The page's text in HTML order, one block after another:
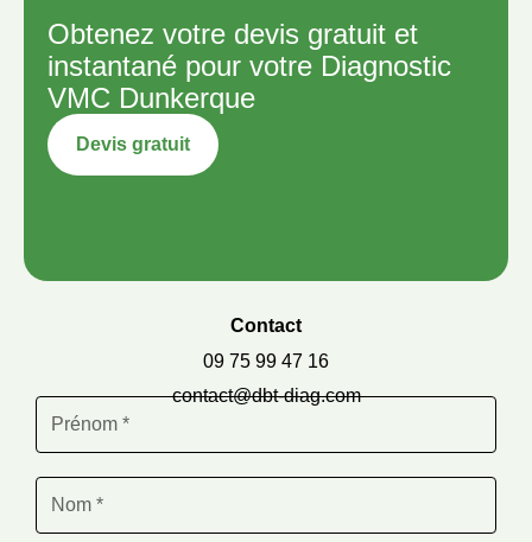
Obtenez votre devis gratuit et
instantané pour votre Diagnostic
VMC Dunkerque
Devis gratuit
Contact
09 75 99 47 16
contact@dbt-diag.com